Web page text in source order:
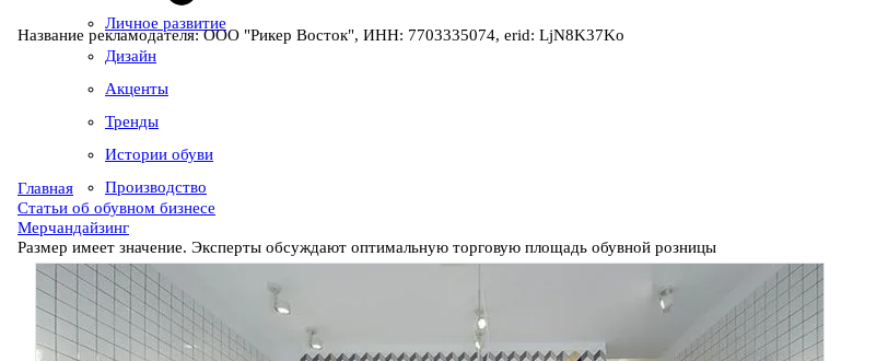
Личное развитие
Дизайн
Акценты
Тренды
Истории обуви
Производство
Название рекламодателя: ООО "Рикер Восток", ИНН: 7703335074, erid: LjN8K37Ko
Главная
Статьи об обувном бизнесе
Мерчандайзинг
Размер имеет значение. Эксперты обсуждают оптимальную торговую площадь обувной розницы